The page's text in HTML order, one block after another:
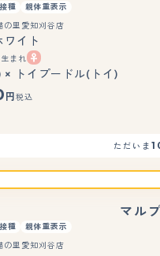
種 親体重表示
の里愛知刈谷店
ワイト
生まれ
× トイプードル(トイ)
円 税込
ただいま
マル
種 親体重表示
の里愛知刈谷店